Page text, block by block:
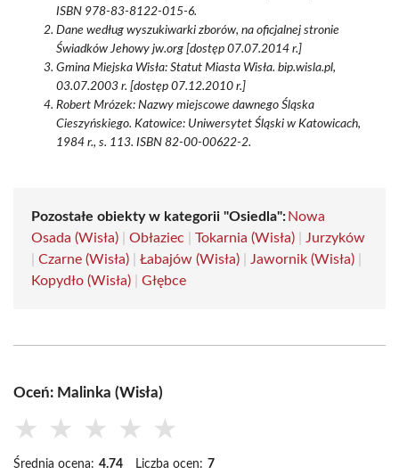
ISBN 978-83-8122-015-6.
Dane według wyszukiwarki zborów, na oficjalnej stronie
Świadków Jehowy jw.org [dostęp 07.07.2014 r.]
Gmina Miejska Wisła: Statut Miasta Wisła. bip.wisla.pl,
03.07.2003 r. [dostęp 07.12.2010 r.]
Robert Mrózek: Nazwy miejscowe dawnego Śląska
Cieszyńskiego. Katowice: Uniwersytet Śląski w Katowicach,
1984 r., s. 113. ISBN 82-00-00622-2.
Pozostałe obiekty w kategorii "Osiedla": Nowa
Osada (Wisła)
Obłaziec Tokarnia (Wisła)
Jurzyków
Czarne (Wisła) Łabajów (Wisła) Jawornik (Wisła)
Kopydło (Wisła)
Głębce
Oceń: Malinka (Wisła)
★ ★ ★ ★ ★
Średnia ocena: 4.74 Liczba ocen: 7